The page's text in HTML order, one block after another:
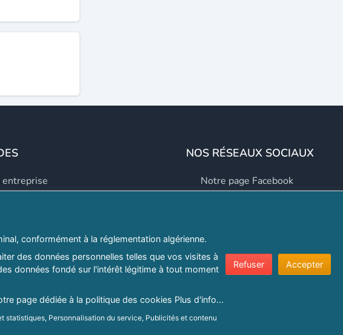
NOS RÉSEAUX SOCIAUX
Notre page Facebook
Notre page Twitter
|Politique de confidentialité|Protection de la vie privée
conformément à la réglementation algérienne.
des données personnelles telles que vos visites à
données fondé sur l'intérêt légitime à tout moment
page dédiée à la politique des cookies Plus d'info...
statistiques, Personnalisation du service, Publicités et contenu
Refuser Accepter